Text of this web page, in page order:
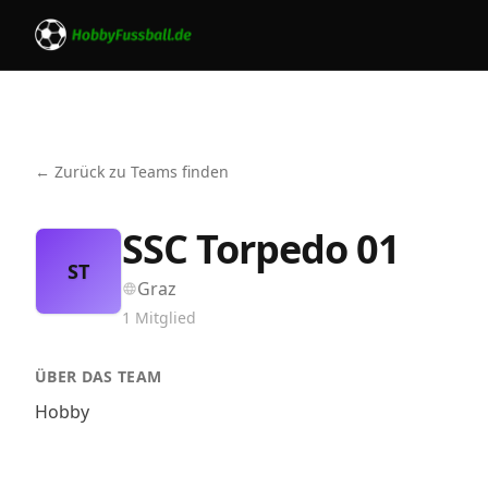
← Zurück zu Teams finden
ST SSC Torpedo 01
Graz
1 Mitglied
ÜBER DAS TEAM
Hobby